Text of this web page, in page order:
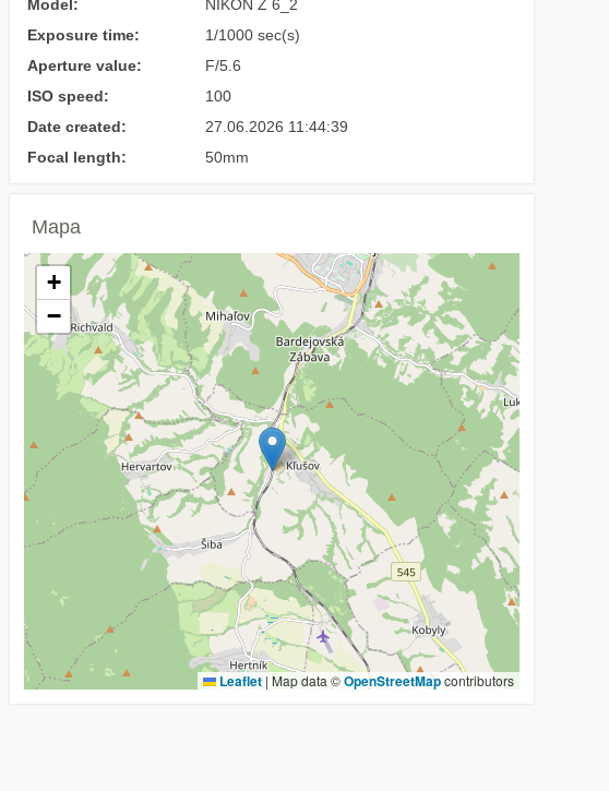
Model:
NIKON Z 6_2
Exposure time:
1/1000 sec(s)
Aperture value:
F/5.6
ISO speed:
100
Date created:
27.06.2026 11:44:39
Focal length:
50mm
Mapa
+
−
Leaflet | Map data ©OpenStreetMapcontributors